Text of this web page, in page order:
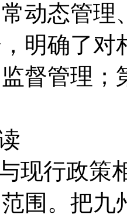
动态管理
明确了对
督管理
现行政策
围。把